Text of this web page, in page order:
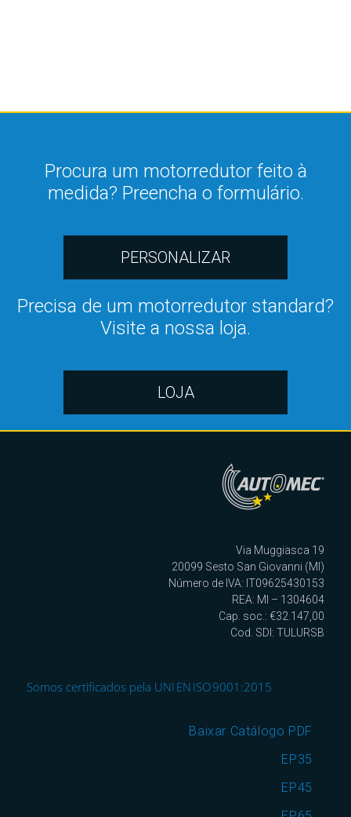
Procura um motorredutor feito à
medida? Preencha o formulário.
PERSONALIZAR
Precisa de um motorredutor standard?
Visite a nossa loja.
LOJA
Via Muggiasca 19
20099 Sesto San Giovanni (MI)
Número de IVA: IT09625430153
REA: MI – 1304604
Cap. soc.: €32.147,00
Cod. SDI: TULURSB
Somos certificados pela UNI EN ISO 9001:2015
Baixar Catálogo PDF
EP35
EP45